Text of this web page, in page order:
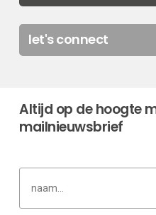
let's connect
Altijd op de hoogte
mailnieuwsbrief